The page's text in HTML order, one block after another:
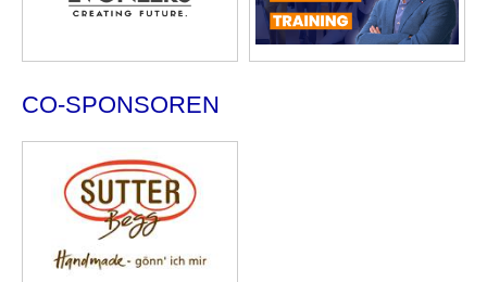
CO-SPONSOREN